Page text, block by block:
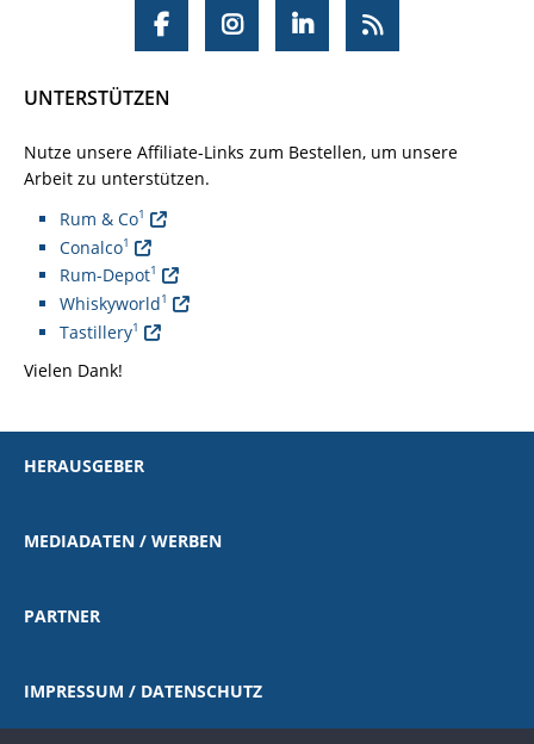
UNTERSTÜTZEN
Nutze unsere Affiliate-Links zum Bestellen, um unsere
Arbeit zu unterstützen.
Rum & Co1
Conalco1
Rum-Depot1
Whiskyworld1
Tastillery1
Vielen Dank!
HERAUSGEBER
MEDIADATEN / WERBEN
PARTNER
IMPRESSUM / DATENSCHUTZ